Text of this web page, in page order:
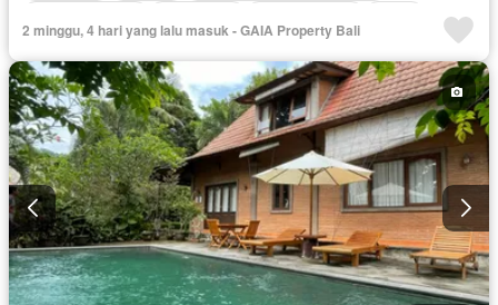
Televisi
Halaman Jacuzzi Wifi
Kabel video
Tanpa perabotan
2 minggu, 4 hari yang lalu masuk - GAIA Property Bali